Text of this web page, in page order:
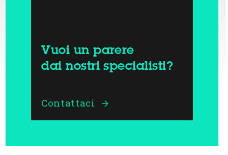
Vuoi un parere
dai nostri specialisti?
Contattaci